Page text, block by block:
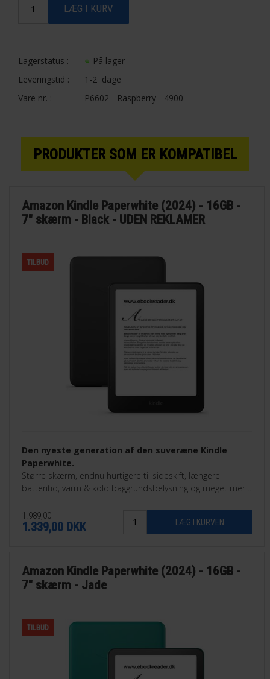
Lagerstatus :
På lager
Leveringstid :
1-2 dage
Vare nr. :
P6602 - Raspberry - 4900
PRODUKTER SOM ER KOMPATIBEL
Amazon Kindle Paperwhite (2024) - 16GB -
7" skærm - Black - UDEN REKLAMER
TILBUD
Den nyeste generation af den suveræne Kindle
Paperwhite.
Større skærm, endnu hurtigere til sideskift, længere
batteritid, varm & kold baggrundsbelysning og meget mere.
1.989,00
1.339,00 DKK
Amazon Kindle Paperwhite (2024) - 16GB -
7" skærm - Jade
TILBUD